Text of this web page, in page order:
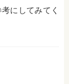
にしてみてく